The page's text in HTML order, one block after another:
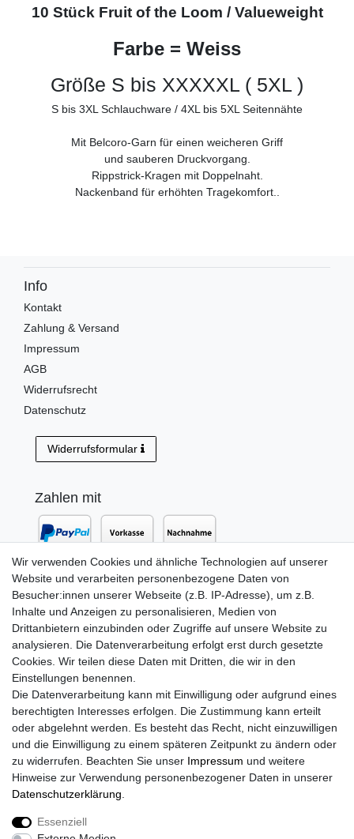
10 Stück Fruit of the Loom / Valueweight
Farbe = Weiss
Größe S bis XXXXXL ( 5XL )
S bis 3XL Schlauchware / 4XL bis 5XL Seitennähte
Mit Belcoro-Garn für einen weicheren Griff
und sauberen Druckvorgang.
Rippstrick-Kragen mit Doppelnaht.
Nackenband für erhöhten Tragekomfort..
Info
Kontakt
Zahlung & Versand
Impressum
AGB
Widerrufsrecht
Datenschutz
Widerrufsformular
Zahlen mit
Versand mit
Newsletter Anmeldung
E-MAIL **
Newsletter
Honig
habe. Meine Einwilligung kann ich jederzeit widerrufen.**
Wir verwenden Cookies und ähnliche Technologien auf unserer
Website und verarbeiten personenbezogene Daten von
Besucher:innen unserer Webseite (z.B. IP-Adresse), um z.B.
Inhalte und Anzeigen zu personalisieren, Medien von
Drittanbietern einzubinden oder Zugriffe auf unsere Website zu
analysieren. Die Datenverarbeitung erfolgt erst durch gesetzte
Cookies. Wir teilen diese Daten mit Dritten, die wir in den
Einstellungen benennen.
Die Datenverarbeitung kann mit Einwilligung oder aufgrund eines
berechtigten Interesses erfolgen. Die Zustimmung kann erteilt
oder abgelehnt werden. Es besteht das Recht, nicht einzuwilligen
und die Einwilligung zu einem späteren Zeitpunkt zu ändern oder
zu widerrufen. Beachten Sie unser Impressum und weitere
Hinweise zur Verwendung personenbezogener Daten in unserer
Daten­schutz­erklärung
Essenziell